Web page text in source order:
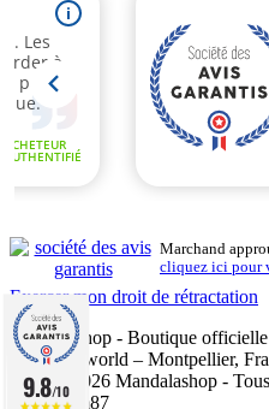
Marchand
cliquez ici pour
Exercer mon droit de rétractation
Mandalashop - Boutique
- Sarl Uniworld – Montpellier,
©2014–2026 Mandalashop -
Mediacom87
9.8/10